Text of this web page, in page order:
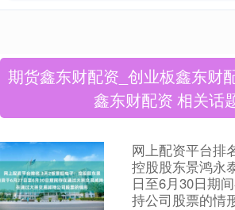
期货鑫东财配资_创业板鑫东财
鑫东财配资 相关话
网上配资平台排
控股股东景鸿永
日至6月30日期
持公司股票的情